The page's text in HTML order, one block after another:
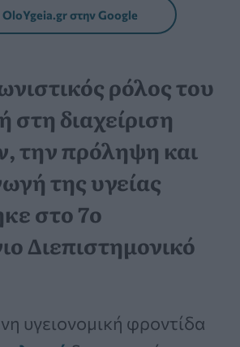
στην Google
ρόλος του
διαχείριση
την πρόληψη και
της υγείας
στο 7ο
Διεπιστημονικό
υγειονομική φροντίδα